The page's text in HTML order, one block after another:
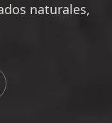
naturales,